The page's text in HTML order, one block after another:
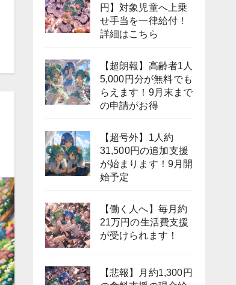
円】対象児童へ上乗
せ手当を一律給付！
詳細はこちら
【超朗報】高齢者1人
5,000円分が無料でも
らえます！9月末まで
の申請がお得
【超号外】1人約
31,500円の追加支援
が始まります！9月開
始予定
【働く人へ】毎月約
21万円の生活費支援
が受けられます！
【悲報】月約1,300円